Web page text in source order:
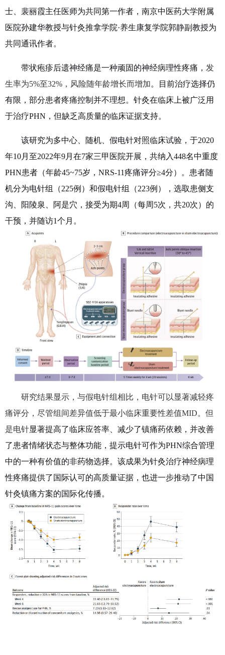
士、裴丽霞主任医师为共同第一作者，南京中医药大学附属
医院孙建华教授与针灸推拿学院·养生康复学院郭静副教授为
共同通讯作者。
带状疱疹后遗神经痛是一种顽固的神经病理性疼痛， 发
生率为5%至32% ，风险随年龄增长而增加。目前治疗选择仍
有限，部分患者疼痛控制并不理想。针灸在临床上被广泛用
于治疗PHN ，但缺乏高质量的临床证据支持。
该研究为多中心、随机、假电针对照临床试验，于2020
年10月至2022年9月在7家三甲医院开展，共纳入448名中重度
PHN患者（年龄45~75岁， NRS-11疼痛评分≥4分）。患者随
机分为电针组（225例）和假电针组（223例），选取患侧支
沟、阳陵泉、阿是穴，接受为期4周（每周 5次，共20次）的
干预，并随访1个月。
研究结果显示，与假电针组相比，电针可以显著减轻疼
痛评分，尽管组间差异值低于最小临床重要性差值MID。但
是电针显著提高了临床应答率、减少了镇痛药依赖，并改善
了患者情绪状态与整体功能，提示电针可作为PHN综合管理
中的一种有价值的非药物选择。该成果为针灸治疗神经病理
性疼痛提供了国际认可的高质量证据，也进一步推动了中国
针灸镇痛方案的国际化传播。